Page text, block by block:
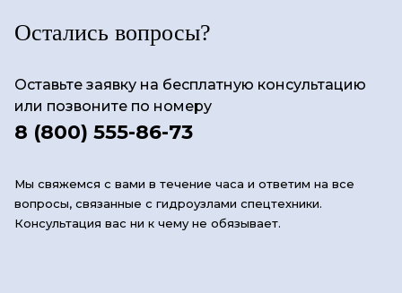
Остались вопросы?
Оставьте заявку на бесплатную консультацию
или позвоните по номеру
8 (800) 555-86-73
Мы свяжемся с вами в течение часа и ответим на все
вопросы, связанные с гидроузлами спецтехники.
Консультация вас ни к чему не обязывает.